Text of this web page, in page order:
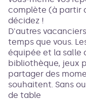
complète (à partir
décidez !
D'autres
temps que vous.
équipée et la salle
bibliothèque, jeux
partager des
souhaitent. Sans
de table